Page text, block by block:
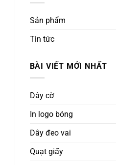
Sản phẩm
Tin tức
BÀI VIẾT MỚI NHẤT
Dây cờ
In logo bóng
Dây đeo vai
Quạt giấy